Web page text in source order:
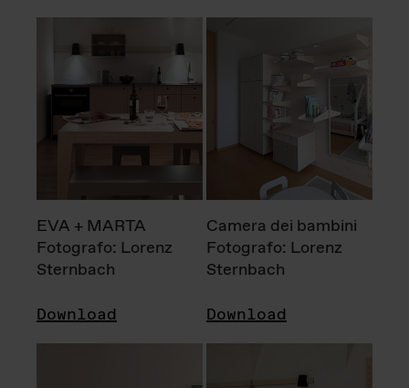
EVA + MARTA
Fotografo: Lorenz
Sternbach
Download
Camera dei bambini
Fotografo: Lorenz
Sternbach
Download